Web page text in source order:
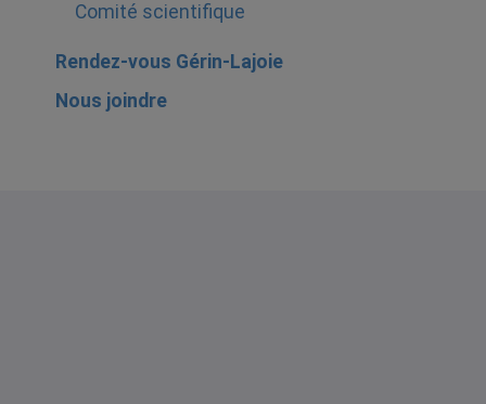
Comité scientifique
Rendez-vous Gérin-Lajoie
Nous joindre